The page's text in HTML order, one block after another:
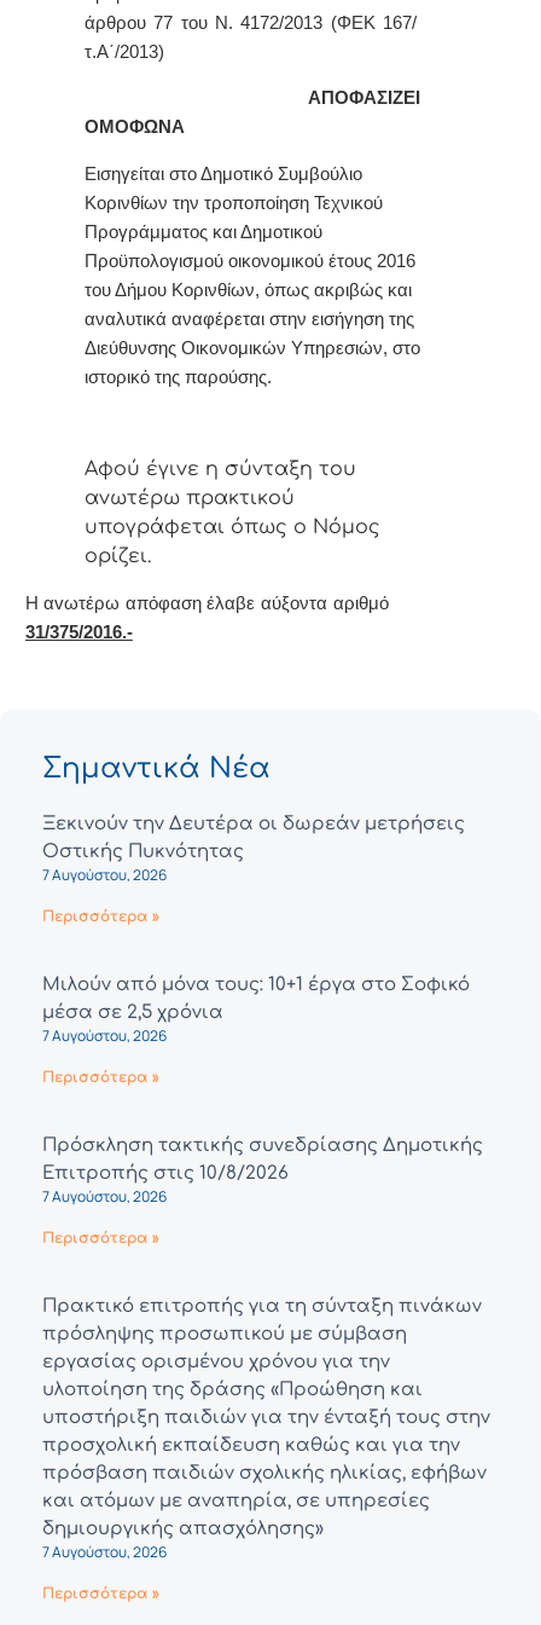
άρθρου 77 του Ν. 4172/2013 (ΦΕΚ 167/
τ.Α΄/2013)
ΑΠΟΦΑΣΙΖΕΙ
ΟΜΟΦΩΝΑ
Εισηγείται στο Δημοτικό Συμβούλιο
Κορινθίων την τροποποίηση Τεχνικού
Προγράμματος και Δημοτικού
Προϋπολογισμού οικονομικού έτους 2016
του Δήμου Κορινθίων, όπως ακριβώς και
αναλυτικά αναφέρεται στην εισήγηση της
Διεύθυνσης Οικονομικών Υπηρεσιών, στο
ιστορικό της παρούσης.
Αφoύ έγιvε η σύvταξη τoυ
αvωτέρω πρακτικoύ
υπoγράφεται όπως o Νόμoς
oρίζει.
Η αvωτέρω απόφαση έλαβε αύξοντα αριθμό
31/375/2016.-
Σημαντικά Νέα
Ξεκινούν την Δευτέρα οι δωρεάν μετρήσεις
Οστικής Πυκνότητας
7 Αυγούστου, 2026
Περισσότερα »
Μιλούν από μόνα τους: 10+1 έργα στο Σοφικό
μέσα σε 2,5 χρόνια
7 Αυγούστου, 2026
Περισσότερα »
Πρόσκληση τακτικής συνεδρίασης Δημοτικής
Επιτροπής στις 10/8/2026
7 Αυγούστου, 2026
Περισσότερα »
Πρακτικό επιτροπής για τη σύνταξη πινάκων
πρόσληψης προσωπικού με σύμβαση
εργασίας ορισμένου χρόνου για την
υλοποίηση της δράσης «Προώθηση και
υποστήριξη παιδιών για την ένταξή τους στην
προσχολική εκπαίδευση καθώς και για την
πρόσβαση παιδιών σχολικής ηλικίας, εφήβων
και ατόμων με αναπηρία, σε υπηρεσίες
δημιουργικής απασχόλησης»
7 Αυγούστου, 2026
Περισσότερα »